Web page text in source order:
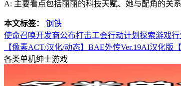
A: 主要看点包括丽丽的科技天赋、她与配角的关
本文标签：
钢铁
使命召唤开发商公布打击工会行动计划探索游戏
【像素ACT/汉化/动态】BAE外传Ver.19AI汉化版
各类单机绅士游戏